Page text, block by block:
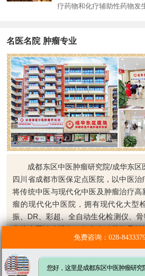
疗药物和化疗辅助性药物发生
名医名院 肿瘤专业
成都东区中医肿瘤研究院/成华东区
四川省成都市医保定点医院，以中医治
将传统中医与现代化中医及肿瘤治疗高
瘤的现代化中医院，拥有现代化大型
振、DR、彩超、全自动生化检测仪、
化的中医治疗设备，如全自动药物导
疗仪、古法针灸、针对肿瘤传承的经
院汇聚了一大批川派名老中医，以江
林、蒲忠勇领衔，包括成都中医药大学..
免费咨询：028-
您好，这里是成都东区中医肿瘤研究